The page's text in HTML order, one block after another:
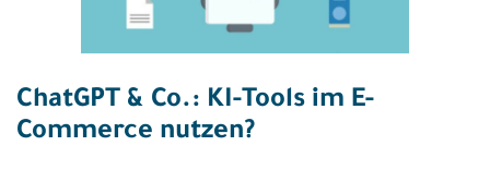
Shop
ChatGPT & Co.: KI-Tools im E-
Commerce nutzen?